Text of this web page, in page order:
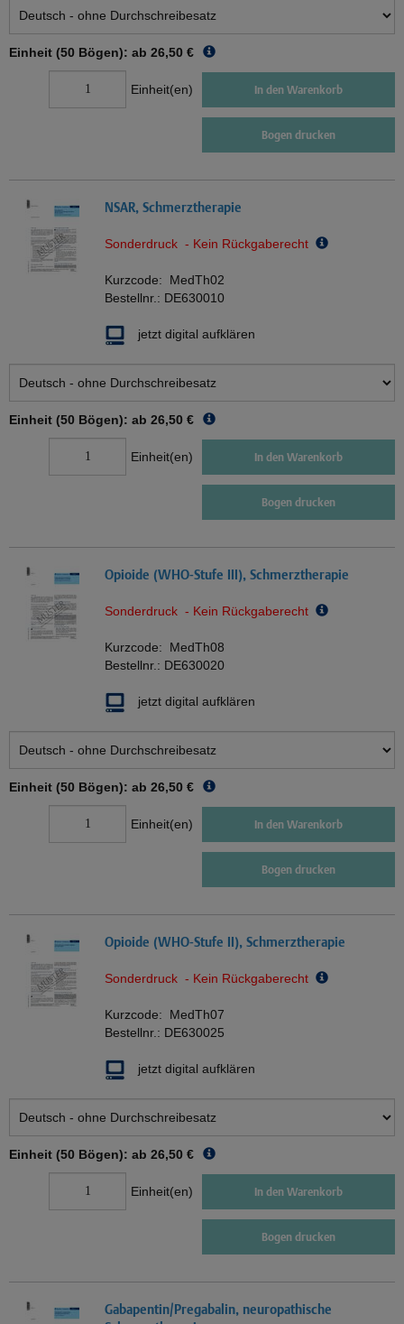
Einheit (50 Bögen): ab 26,50 €
Einheit(en) In den Warenkorb
Bogen drucken
NSAR, Schmerztherapie
Sonderdruck - Kein Rückgaberecht
Kurzcode: MedTh02
Bestellnr.: DE630010
jetzt digital aufklären
Einheit (50 Bögen): ab 26,50 €
Einheit(en) In den Warenkorb
Bogen drucken
Opioide (WHO-Stufe III), Schmerztherapie
Sonderdruck - Kein Rückgaberecht
Kurzcode: MedTh08
Bestellnr.: DE630020
jetzt digital aufklären
Einheit (50 Bögen): ab 26,50 €
Einheit(en) In den Warenkorb
Bogen drucken
Opioide (WHO-Stufe II), Schmerztherapie
Sonderdruck - Kein Rückgaberecht
Kurzcode: MedTh07
Bestellnr.: DE630025
jetzt digital aufklären
Einheit (50 Bögen): ab 26,50 €
Einheit(en) In den Warenkorb
Bogen drucken
Gabapentin/Pregabalin, neuropathische